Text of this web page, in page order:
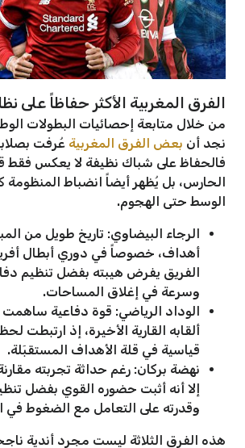
الفرق المغربية الأكثر حفاظاً على
من خلال متابعة إحصائيات البطولات
نجد أن بعض الفرق المغربية عُرفت
فالحفاظ على شباك نظيفة لا يعكس فقط
الحارس، بل يُظهر أيضاً انضباط
الوسط حتى الهجوم.
الرجاء البيضاوي: تاريخ طويل من
أهداف، خصوصاً في دوري أبطال
الفريق يفرض هيبته بفضل تنظيم
وسرعة في إغلاق المساحات.
الوداد الرياضي: قوة دفاعية
ألقابه القارية الأخيرة، إذ ارتبطت
قياسية في قلة الأهداف المستقبَلة.
نهضة بركان: رغم حداثة تجربته
إلا أنه أثبت حضوره القوي بفضل
وقدرته على التعامل مع الضغوط في
هذه الفرق الثلاثة ليست مجرد أندية